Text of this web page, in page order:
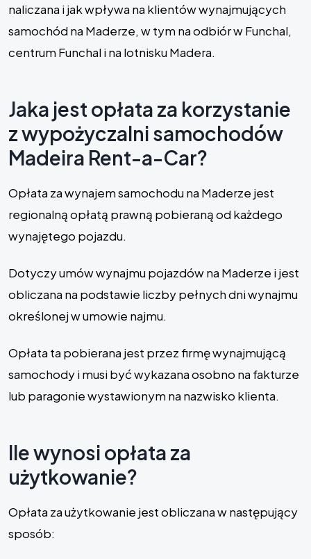
naliczana i jak wpływa na klientów wynajmujących
samochód na Maderze, w tym na odbiór w Funchal,
centrum Funchal i na lotnisku Madera.
Jaka jest opłata za korzystanie
z wypożyczalni samochodów
Madeira Rent-a-Car?
Opłata za wynajem samochodu na Maderze jest
regionalną opłatą prawną pobieraną od każdego
wynajętego pojazdu.
Dotyczy umów wynajmu pojazdów na Maderze i jest
obliczana na podstawie liczby pełnych dni wynajmu
określonej w umowie najmu.
Opłata ta pobierana jest przez firmę wynajmującą
samochody i musi być wykazana osobno na fakturze
lub paragonie wystawionym na nazwisko klienta.
Ile wynosi opłata za
użytkowanie?
Opłata za użytkowanie jest obliczana w następujący
sposób: